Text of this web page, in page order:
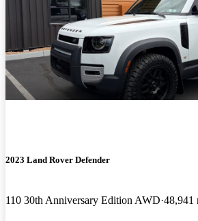
2023 Land Rover Defender
110 30th Anniversary Edition AWD 48,941